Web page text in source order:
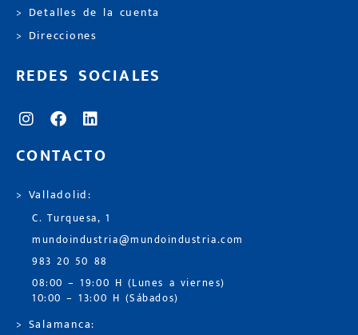
> Detalles de la cuenta
> Direcciones
REDES SOCIALES
CONTACTO
> Valladolid:
C. Turquesa, 1
mundoindustria@mundoindustria.com
983 20 50 88
08:00 – 19:00 H (Lunes a viernes)
10:00 – 13:00 H (Sábados)
> Salamanca: